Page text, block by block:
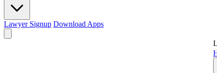
Lawyer Signup Download Apps